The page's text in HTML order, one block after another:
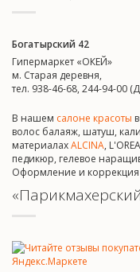
Богатырский 42
Гипермаркет «ОКЕЙ»
м. Старая деревня,
тел. 938-46-68, 244-94-00
В нашем салоне красоты
волос балаяж, шатуш,
материалахALCINA,
педикюр, гелевое
Оформление и